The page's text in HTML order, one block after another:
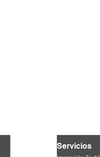
Servicios